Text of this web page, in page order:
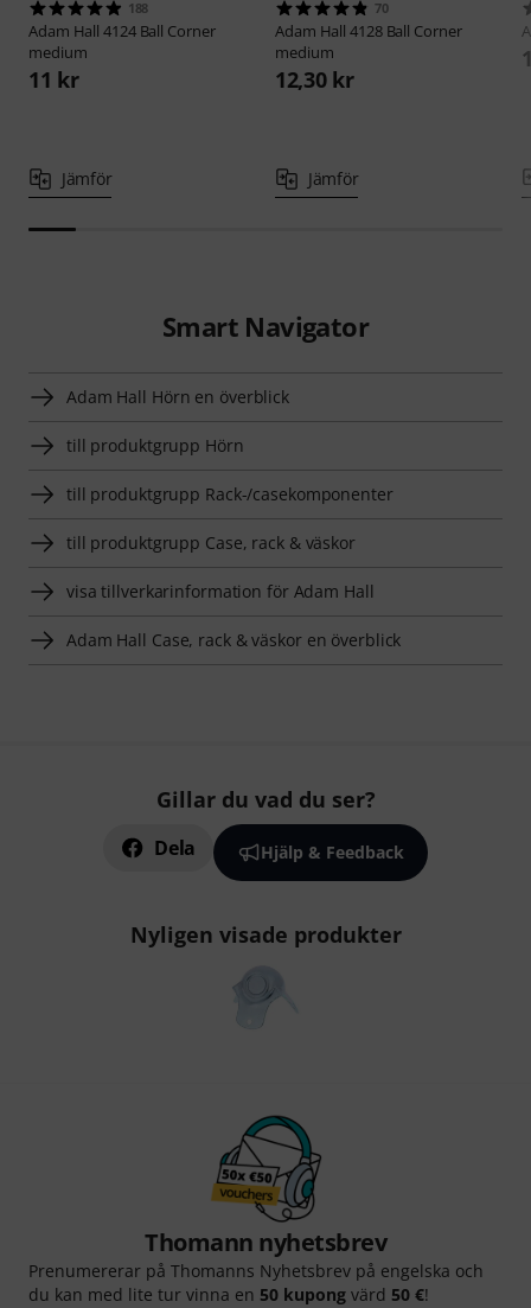
188
Adam Hall4124 Ball Corner
medium
11 kr
Jämför
70
Adam Hall4128 Ball Corner
medium
12,30 kr
Jämför
Smart Navigator
Adam Hall Hörn en överblick
till produktgrupp Hörn
till produktgrupp Rack-/casekomponenter
till produktgrupp Case, rack & väskor
visa tillverkarinformation för Adam Hall
Adam Hall Case, rack & väskor en överblick
Gillar du vad du ser?
Dela Hjälp & Feedback
Nyligen visade produkter
Thomann nyhetsbrev
Prenumererar på Thomanns Nyhetsbrev på engelska och
du kan med lite tur vinna en 50 kupong värd 50 €!